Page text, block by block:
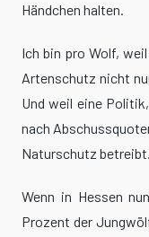
Händchen halten.
Ich bin pro Wolf,
Artenschutz nicht
Und weil eine
nach
Naturschutz betreibt.
Wenn in Hessen
Prozent der